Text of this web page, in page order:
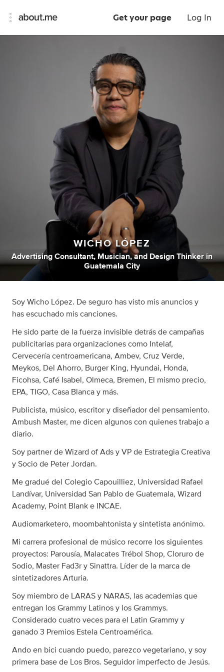
Get your page Log In
WICHO LÓPEZ
Advertising Consultant, Musician, and Design Thinker in
Guatemala City
Soy Wicho López. De seguro has visto mis anuncios y
has escuchado mis canciones.
He sido parte de la fuerza invisible detrás de campañas
publicitarias para organizaciones como Intelaf,
Cervecería centroamericana, Ambev, Cruz Verde,
Meykos, Del Ahorro, Burger King, Hyundai, Honda,
Ficohsa, Café Isabel, Olmeca, Bremen, El mismo precio,
EPA, TIGO, Casa Blanca y más.
Publicista, músico, escritor y diseñador del pensamiento.
Ambush Master, me dicen algunos con quienes trabajo a
diario.
Soy partner de Wizard of Ads y VP de Estrategia Creativa
y Socio de Peter Jordan.
Me gradué del Colegio Capouilliez, Universidad Rafael
Landívar, Universidad San Pablo de Guatemala, Wizard
Academy, Point Blank e INCAE.
Audiomarketero, moombahtonista y sintetista anónimo.
Mi carrera profesional de músico recorre los siguientes
proyectos: Parousía, Malacates Trébol Shop, Cloruro de
Sodio, Master Fad3r y Sinattra. Líder de la marca de
sintetizadores Arturia.
Soy miembro de LARAS y NARAS, las academias que
entregan los Grammy Latinos y los Grammys.
Considerado cuatro veces para el Latin Grammy y
ganado 3 Premios Estela Centroamérica.
Ando en bici cuando puedo, parezco vegetariano, y soy
primera base de Los Bros. Seguidor imperfecto de Jesús.